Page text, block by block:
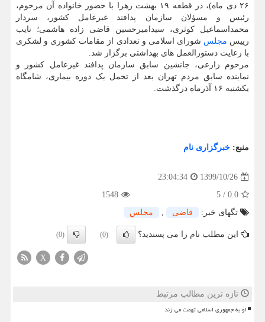
۲۶ دی ماه)، در قطعه ۱۹ بهشت زهرا با حضور خانواده آن مرحوم،
رئیس و مسؤلان سازمان پدافند غیرعامل کشور، سردار
محمداسماعیل کوثری، سیدامیرحسین قاضی زاده هاشمی؛ نایب
رییس مجلس شورای اسلامی و تعدادی از مقامات کشوری و لشکری
با رعایت دستورالعمل های بهداشتی برگزار شد.
مرحوم زارعی، جانشین سابق سازمان پدافند غیرعامل کشور و
نماینده سابق مردم تهران بعد از تحمل یک دوره بیماری، شامگاه
یکشنبه ۱۶ آذرماه درگذشت.
منبع: خبرگزاری نام
1399/10/26
23:04:34
0.0
/
5
1548
تگهای خبر:
قاضی , مجلس
این مطلب نام را می پسندید؟ (0)
(0)
X
تازه ترین مطالب مرتبط
او به جمهوری اسلامی تهمت می زند